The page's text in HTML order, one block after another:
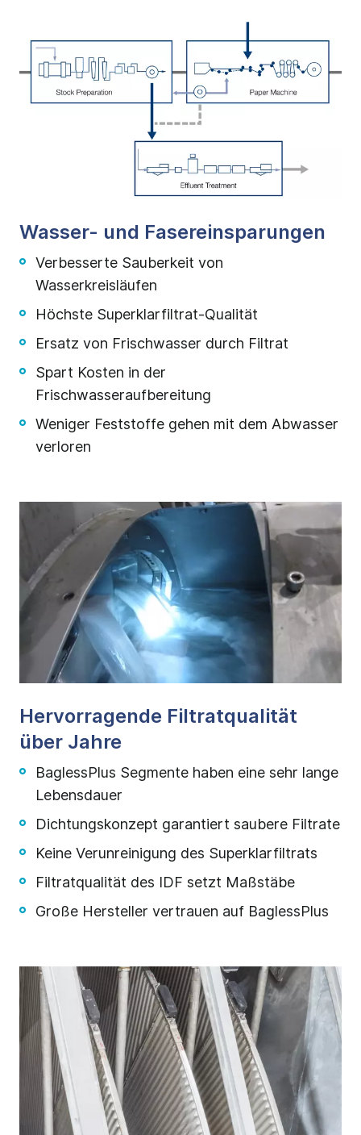
Wasser- und Fasereinsparungen
Verbesserte Sauberkeit von
Wasserkreisläufen
Höchste Superklarfiltrat-Qualität
Ersatz von Frischwasser durch Filtrat
Spart Kosten in der
Frischwasseraufbereitung
Weniger Feststoffe gehen mit dem Abwasser
verloren
Hervorragende Filtratqualität
über Jahre
BaglessPlus Segmente haben eine sehr lange
Lebensdauer
Dichtungskonzept garantiert saubere Filtrate
Keine Verunreinigung des Superklarfiltrats
Filtratqualität des IDF setzt Maßstäbe
Große Hersteller vertrauen auf BaglessPlus